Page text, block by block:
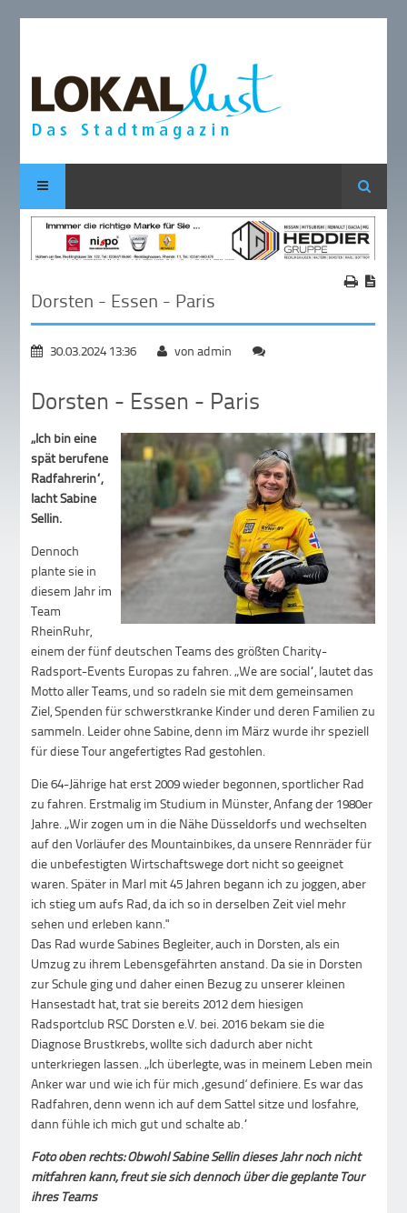
Suche
Dorsten - Essen - Paris
30.03.2024 13:36 von admin
Dorsten - Essen - Paris
„Ich bin eine
spät berufene
Radfahrerin“,
lacht Sabine
Sellin.
Dennoch
plante sie in
diesem Jahr im
Team
RheinRuhr,
einem der fünf deutschen Teams des größten Charity-
Radsport-Events Europas zu fahren. „We are social“, lautet das
Motto aller Teams, und so radeln sie mit dem gemeinsamen
Ziel, Spenden für schwerstkranke Kinder und deren Familien zu
sammeln. Leider ohne Sabine, denn im März wurde ihr speziell
für diese Tour angefertigtes Rad gestohlen.
Die 64-Jährige hat erst 2009 wieder begonnen, sportlicher Rad
zu fahren. Erstmalig im Studium in Münster, Anfang der 1980er
Jahre. „Wir zogen um in die Nähe Düsseldorfs und wechselten
auf den Vorläufer des Mountainbikes, da unsere Rennräder für
die unbefestigten Wirtschaftswege dort nicht so geeignet
waren. Später in Marl mit 45 Jahren begann ich zu joggen, aber
ich stieg um aufs Rad, da ich so in derselben Zeit viel mehr
sehen und erleben kann."
Das Rad wurde Sabines Begleiter, auch in Dorsten, als ein
Umzug zu ihrem Lebensgefährten anstand. Da sie in Dorsten
zur Schule ging und daher einen Bezug zu unserer kleinen
Hansestadt hat, trat sie bereits 2012 dem hiesigen
Radsportclub RSC Dorsten e.V. bei. 2016 bekam sie die
Diagnose Brustkrebs, wollte sich dadurch aber nicht
unterkriegen lassen. „Ich überlegte, was in meinem Leben mein
Anker war und wie ich für mich ‚gesund‘ definiere. Es war das
Radfahren, denn wenn ich auf dem Sattel sitze und losfahre,
dann fühle ich mich gut und schalte ab.“
Foto oben rechts: Obwohl Sabine Sellin dieses Jahr noch nicht
mitfahren kann, freut sie sich dennoch über die geplante Tour
ihres Teams